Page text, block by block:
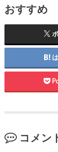
おすすめ
コメン